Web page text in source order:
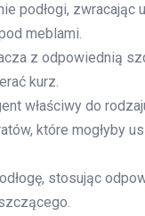
podłogi, zwracając
meblami.
z odpowiednią
kurz.
właściwy do
które mogłyby
stosując